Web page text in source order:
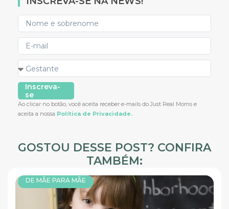
Inscreva-
se
Ao clicar no botão, você aceita receber e-mails do Just Real Moms e
aceita a nossa Política de Privacidade.
GOSTOU DESSE POST? CONFIRA
TAMBÉM:
DE MÃE PARA MÃE